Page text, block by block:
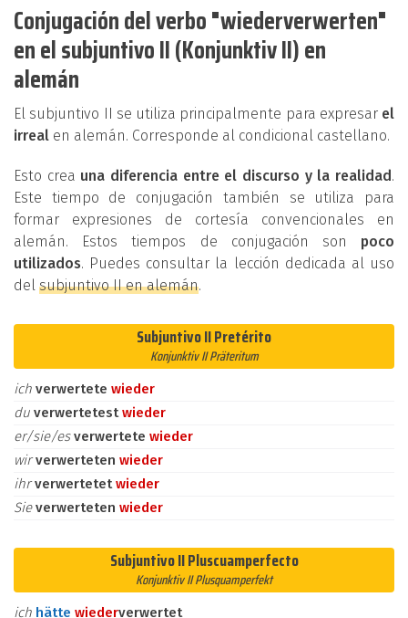
Conjugación del verbo "wiederverwerten"
en el subjuntivo II (Konjunktiv II) en
alemán
El subjuntivo II se utiliza principalmente para expresar el
irreal en alemán. Corresponde al condicional castellano.
Esto crea una diferencia entre el discurso y la realidad.
Este tiempo de conjugación también se utiliza para
formar expresiones de cortesía convencionales en
alemán. Estos tiempos de conjugación son poco
utilizados. Puedes consultar la lección dedicada al uso
del subjuntivo II en alemán.
Subjuntivo II Pretérito
Konjunktiv II Präteritum
ich verwertete wieder
du verwertetestwieder
er/sie/esverwertete wieder
wirverwerteten wieder
ihrverwertetetwieder
Sieverwerteten wieder
Subjuntivo II Pluscuamperfecto
Konjunktiv II Plusquamperfekt
ich hätte wiederverwertet